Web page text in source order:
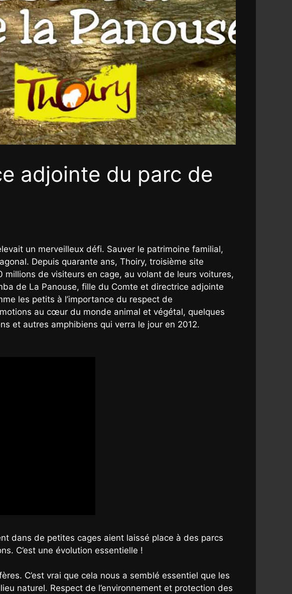
adjointe du parc de
un merveilleux défi. Sauver le patrimoine familial,
Depuis quarante ans, Thoiry, troisième site
de visiteurs en cage, au volant de leurs voitures,
de La Panouse, fille du Comte et directrice adjointe
les petits à l’importance du respect de
au cœur du monde animal et végétal, quelques
et autres amphibiens qui verra le jour en 2012.
dans de petites cages aient laissé place à des parcs
C’est une évolution essentielle !
C’est vrai que cela nous a semblé essentiel que les
naturel. Respect de l’environnement et protection des